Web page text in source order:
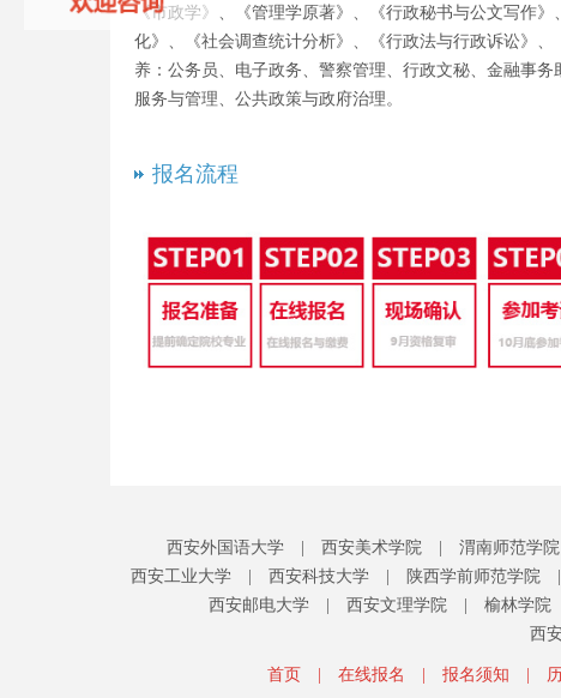
《市政学》、《管理学原著》、《行政秘书与公文写作
化》、《社会调查统计分析》、《行政法与行政诉讼》
养：公务员、电子政务、警察管理、行政文秘、金融事
服务与管理、公共政策与政府治理。
报名流程
西安外国语大学 西安美术学院 渭南师范学院
西安工业大学
西安科技大学 陕西学前师范学院
西安邮电大学
西安文理学院 榆林学院
西
首页 在线报名 报名须知